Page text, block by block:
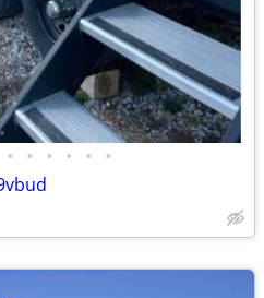
• • • • • •